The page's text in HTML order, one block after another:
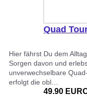
Quad
Hier fährst Du dem
Sorgen davon und
unverwechselbare
erfolgt die obl…
49.90